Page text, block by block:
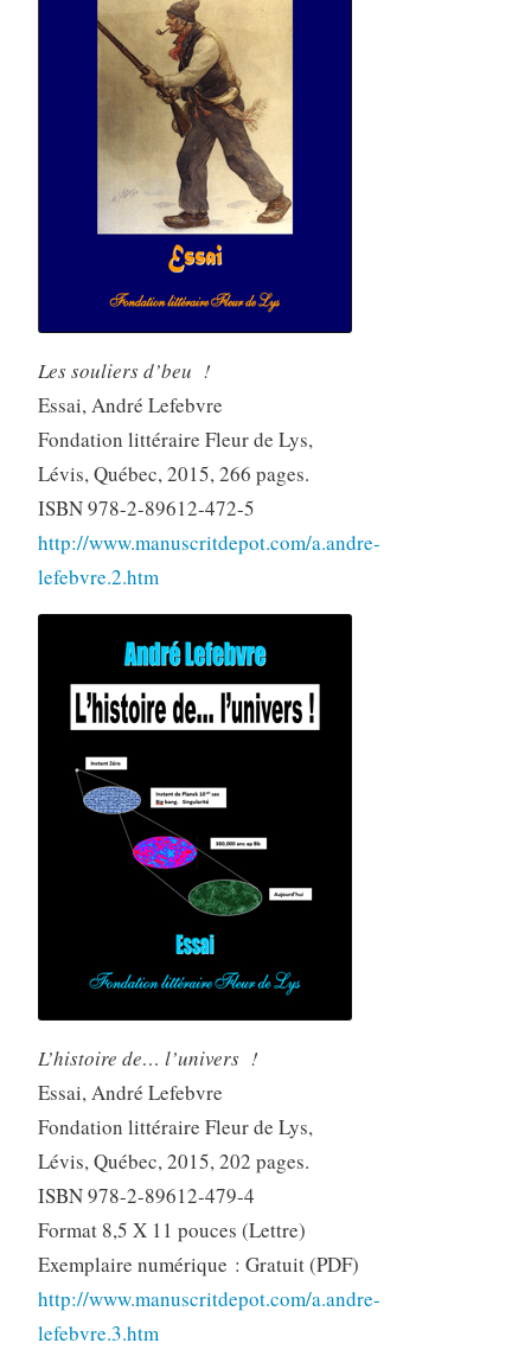
Les souliers d’beu !
Essai, André Lefebvre
Fondation littéraire Fleur de Lys,
Lévis, Québec, 2015, 266 pages.
ISBN 978-2-89612-472-5
http://www.manuscritdepot.com/a.andre-
lefebvre.2.htm
L’histoire de… l’univers !
Essai, André Lefebvre
Fondation littéraire Fleur de Lys,
Lévis, Québec, 2015, 202 pages.
ISBN 978-2-89612-479-4
Format 8,5 X 11 pouces (Lettre)
Exemplaire numérique : Gratuit (PDF)
http://www.manuscritdepot.com/a.andre-
lefebvre.3.htm